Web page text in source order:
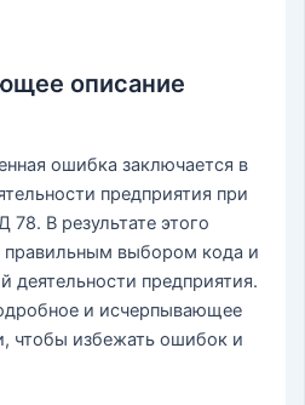
описание
ошибка заключается в
предприятия при
В результате этого
выбором кода и
деятельности предприятия.
и исчерпывающее
чтобы избежать ошибок и